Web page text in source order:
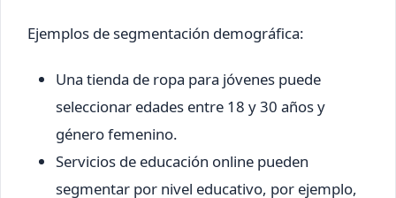
Ejemplos de segmentación demográfica:
Una tienda de ropa para jóvenes puede
seleccionar edades entre 18 y 30 años y
género femenino.
Servicios de educación online pueden
segmentar por nivel educativo, por ejemplo,